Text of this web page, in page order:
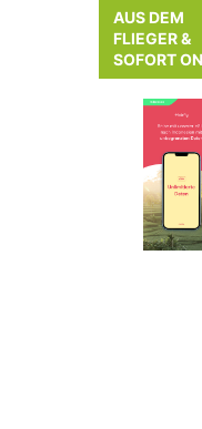
AUS DEM
FLIEGER &
SOFORT